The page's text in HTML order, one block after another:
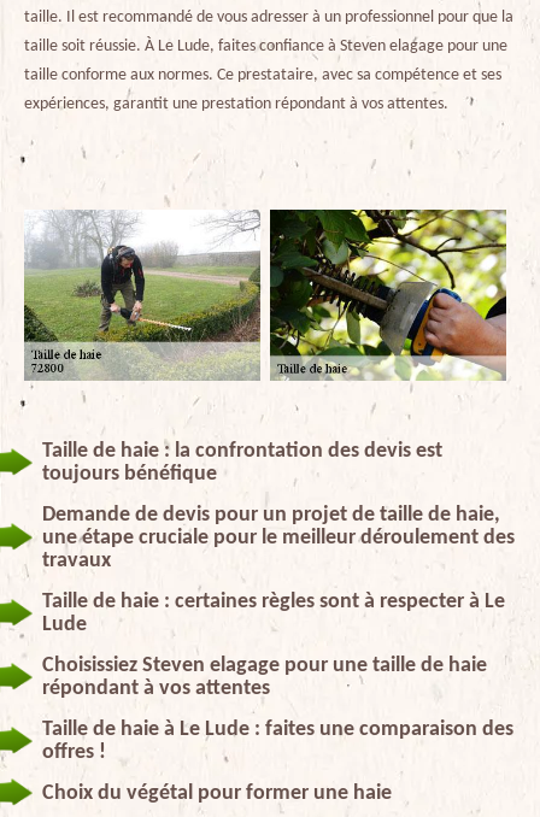
taille. Il est recommandé de vous adresser à un professionnel pour que la
taille soit réussie. À Le Lude, faites confiance à Steven elagage pour une
taille conforme aux normes. Ce prestataire, avec sa compétence et ses
expériences, garantit une prestation répondant à vos attentes.
Taille de haie : la confrontation des devis est
toujours bénéfique
Demande de devis pour un projet de taille de haie,
une étape cruciale pour le meilleur déroulement des
travaux
Taille de haie : certaines règles sont à respecter à Le
Lude
Choisissiez Steven elagage pour une taille de haie
répondant à vos attentes
Taille de haie à Le Lude : faites une comparaison des
offres !
Choix du végétal pour former une haie